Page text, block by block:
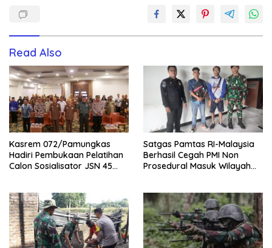
Read Also
Kasrem 072/Pamungkas
Hadiri Pembukaan Pelatihan
Calon Sosialisator JSN 45
Satgas Pamtas RI-Malaysia
Berhasil Cegah PMI Non
Prosedural Masuk Wilayah